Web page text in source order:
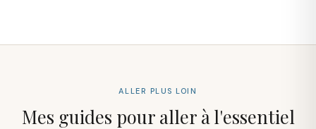
ALLER PLUS LOIN
Mes guides pour aller à l'essentiel